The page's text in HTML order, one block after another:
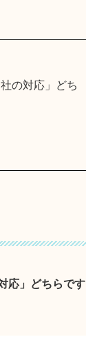
の対応」どち
応」どちらです